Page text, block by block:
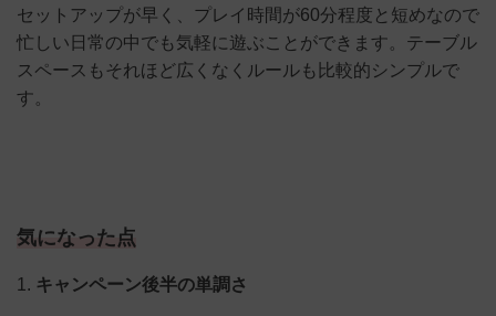
セットアップが早く、プレイ時間が60分程度と短めなので
忙しい日常の中でも気軽に遊ぶことができます。テーブル
スペースもそれほど広くなくルールも比較的シンプルで
す。
気になった点
1. キャンペーン後半の単調さ